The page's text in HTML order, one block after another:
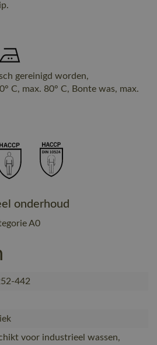
gereinigd worden,
C, max. 80° C, Bonte was, max.
onderhoud
A0
442
voor industrieel wassen,